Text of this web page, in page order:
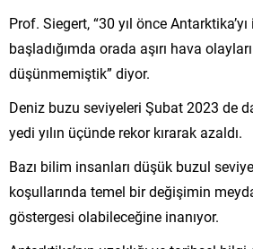
Prof. Siegert, “30 yıl önce
başladığımda orada aşırı hava
düşünmemiştik” diyor.
Deniz buzu seviyeleri Şubat 2023 de
yedi yılın üçünde rekor kırarak azaldı.
Bazı bilim insanları düşük buzul
koşullarında temel bir değişimin
göstergesi olabileceğine inanıyor.